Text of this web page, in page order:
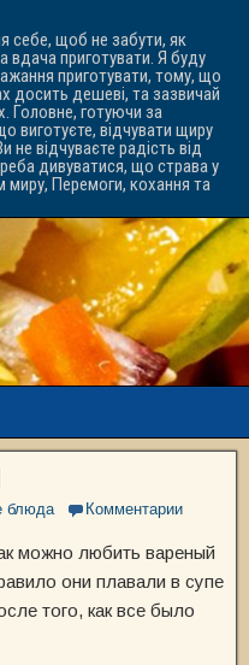
себе, щоб не забути, як
вдача приготувати. Я буду
приготувати, тому, що
досить дешеві, та зазвичай
Головне, готуючи за
виготуєте, відчувати щиру
відчуваєте радість від
дивуватися, що страва у
Перемоги, кохання та
блюда Комментарии
можно любить вареный
они плавали в супе
того, как все было